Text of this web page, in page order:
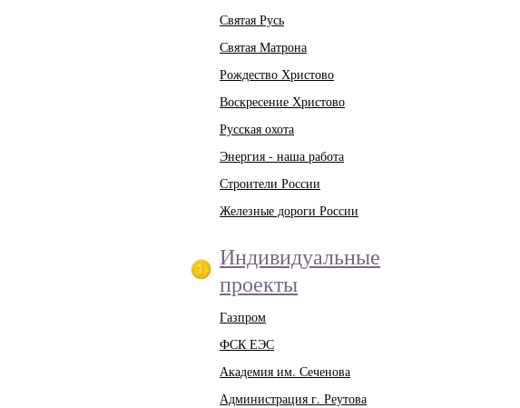
Святая Русь
Святая Матрона
Рождество Христово
Воскресение Христово
Русская охота
Энергия - наша работа
Строители России
Железные дороги России
Индивидуальные
проекты
Газпром
ФСК ЕЭС
Академия им. Сеченова
Администрация г. Реутова